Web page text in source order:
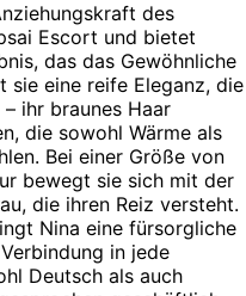
des
Escort und bietet
das das Gewöhnliche
eine reife Eleganz, die
ihr braunes Haar
die sowohl Wärme als
Bei einer Größe von
bewegt sie sich mit der
die ihren Reiz versteht.
Nina eine fürsorgliche
in jede
Deutsch als auch